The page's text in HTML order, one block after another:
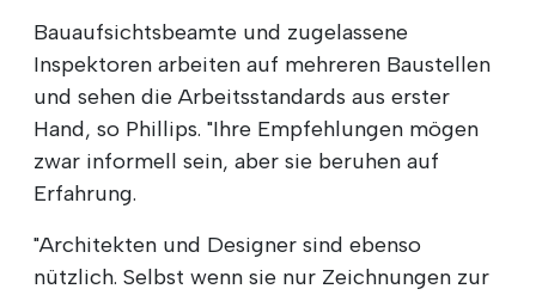
Bauaufsichtsbeamte und zugelassene
Inspektoren arbeiten auf mehreren Baustellen
und sehen die Arbeitsstandards aus erster
Hand, so Phillips. "Ihre Empfehlungen mögen
zwar informell sein, aber sie beruhen auf
Erfahrung.
"Architekten und Designer sind ebenso
nützlich. Selbst wenn sie nur Zeichnungen zur